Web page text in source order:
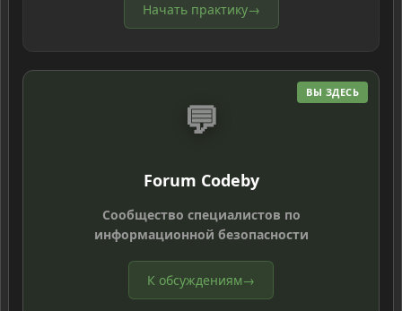
Начать практику→
ВЫ ЗДЕСЬ
💬
Forum Codeby
Сообщество специалистов по
информационной безопасности
К обсуждениям→